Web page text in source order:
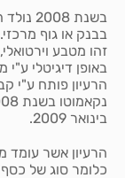
בשנת
בבנק או גוף מרכזי.
זהו מטבע
באופן דיגיטלי
הרעיון פותח ע"י
בינואר 2009.
הרעיון אשר עומד
כלומר סוג של כסף